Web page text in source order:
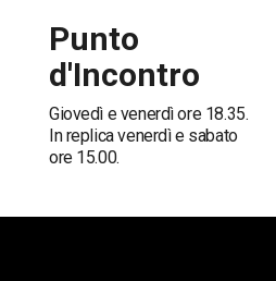
Punto
d'Incontro
Giovedì e venerdì ore 18.35.
In replica venerdì e sabato
ore 15.00.